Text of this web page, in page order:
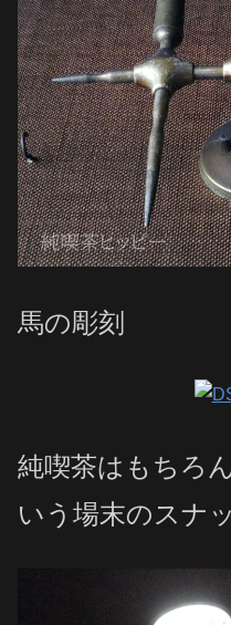
馬の彫刻
純喫茶はもちろ
いう場末のスナ